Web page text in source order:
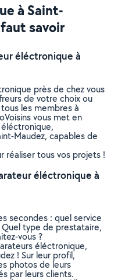
à Saint-
savoir
éléctronique à
près de chez vous
de votre choix ou
les membres à
vous met en
Maudez, capables de
réaliser tous vos projets !
éléctronique à
secondes : quel service
Quel type de prestataire,
vous ?
éléctronique,
! Sur leur profil,
photos de leurs
par leurs clients.